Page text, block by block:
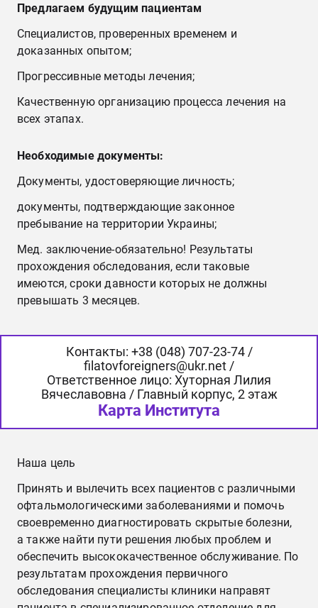
Предлагаем будущим пациентам
Специалистов, проверенных временем и
доказанных опытом;
Прогрессивные методы лечения;
Качественную организацию процесса лечения на
всех этапах.
Необходимые документы:
Документы, удостоверяющие личность;
документы, подтверждающие законное
пребывание на территории Украины;
Мед. заключение-обязательно! Результаты
прохождения обследования, если таковые
имеются, сроки давности которых не должны
превышать 3 месяцев.
Контакты: +38 (048) 707-23-74 /
filatovforeigners@ukr.net /
Ответственное лицо: Хуторная Лилия
Вячеславовна / Главный корпус, 2 этаж
Карта Института
Наша цель
Принять и вылечить всех пациентов с различными
офтальмологическими заболеваниями и помочь
своевременно диагностировать скрытые болезни,
а также найти пути решения любых проблем и
обеспечить высококачественное обслуживание. По
результатам прохождения первичного
обследования специалисты клиники направят